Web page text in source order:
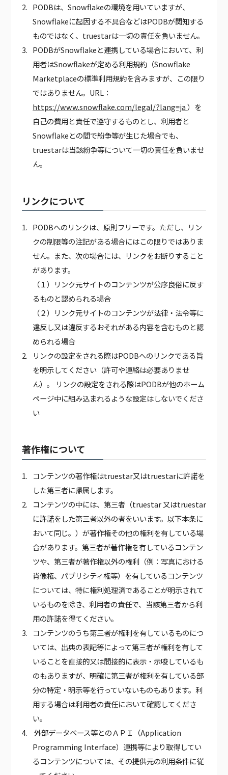
PODBは、Snowflakeの環境を用いていますが、
Snowflakeに起因する不具合などはPODBが関知する
ものではなく、truestarは一切の責任を負いません。
PODBがSnowflakeと連携している場合において、利
用者はSnowflakeが定める利用規約（Snowflake
Marketplaceの標準利用規約を含みますが、この限り
ではありません。URL：
https://www.snowflake.com/legal/?lang=ja）を
自己の費用と責任で遵守するものとし、利用者と
Snowflakeとの間で紛争等が生じた場合でも、
truestarは当該紛争等について一切の責任を負いませ
ん。
リンクについて
PODBへのリンクは、原則フリーです。ただし、リン
クの制限等の注記がある場合にはこの限りではありま
せん。また、次の場合には、リンクをお断りすること
があります。
（１）リンク元サイトのコンテンツが公序良俗に反す
るものと認められる場合
（２）リンク元サイトのコンテンツが法律・法令等に
違反し又は違反するおそれがある内容を含むものと認
められる場合
リンクの設定をされる際はPODBへのリンクである旨
を明示してください（許可や連絡は必要ありませ
ん）。 リンクの設定をされる際はPODBが他のホーム
ページ中に組み込まれるような設定はしないでくださ
い
著作権について
コンテンツの著作権はtruestar又はtruestarに許諾を
した第三者に帰属します。
コンテンツの中には、第三者（truestar 又はtruestar
に許諾をした第三者以外の者をいいます。以下本条に
おいて同じ。）が著作権その他の権利を有している場
合があります。第三者が著作権を有しているコンテン
ツや、第三者が著作権以外の権利（例：写真における
肖像権、パブリシティ権等）を有しているコンテンツ
については、特に権利処理済であることが明示されて
いるものを除き、利用者の責任で、当該第三者から利
用の許諾を得てください。
コンテンツのうち第三者が権利を有しているものにつ
いては、出典の表記等によって第三者が権利を有して
いることを直接的又は間接的に表示・示唆しているも
のもありますが、明確に第三者が権利を有している部
分の特定・明示等を行っていないものもあります。利
用する場合は利用者の責任において確認してくださ
い。
外部データベース等とのＡＰＩ（Application
Programming Interface）連携等により取得してい
るコンテンツについては、その提供元の利用条件に従